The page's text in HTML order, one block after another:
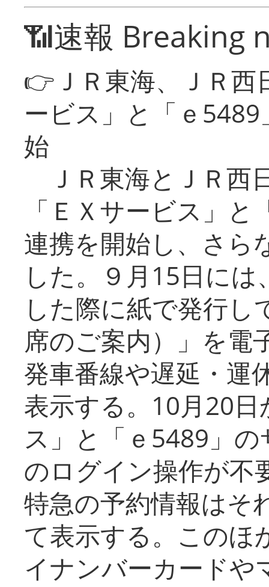
📶速報 Breaking
👉ＪＲ東海、ＪＲ
ービス」と「ｅ
始
ＪＲ東海とＪＲ西
「ＥＸサービス」
連携を開始し、さら
した。９月15日に
した際に紙で発行し
席のご案内）」を電
発車番線や遅延・運
表示する。10月20
ス」と「ｅ5489」
のログイン操作が不
特急の予約情報はそ
て表示する。このほ
イナンバーカードや